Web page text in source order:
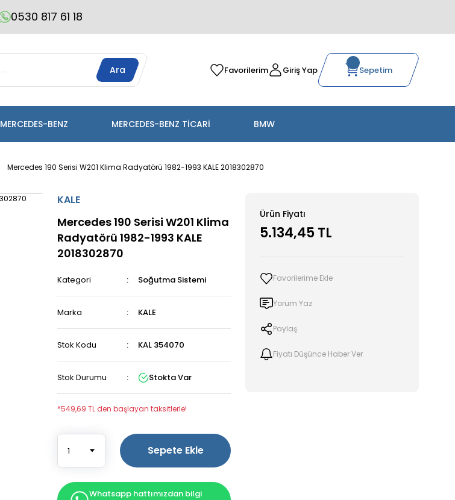
0530 817 61 18
Ara Favorilerim Giriş Yap Sepetim
MERCEDES-BENZ MERCEDES-BENZ TİCARİ BMW
Mercedes 190 Serisi W201 Klima Radyatörü 1982-1993 KALE 2018302870
KALE
Mercedes 190 Serisi W201 Klima
Radyatörü 1982-1993 KALE
2018302870
Kategori Soğutma Sistemi
Marka KALE
Stok Kodu KAL 354070
Stok Durumu Stokta Var
*549,69 TL den başlayan taksitlerle!
Sepete Ekle
Whatsapp hattımızdan bilgi
Ürün Fiyatı
5.134,45 TL
Yorum Yaz
Paylaş
Fiyatı Düşünce Haber Ver